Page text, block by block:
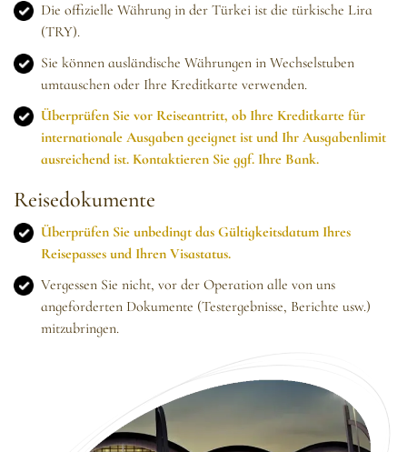
Die offizielle Währung in der Türkei ist die türkische Lira
(TRY).
Sie können ausländische Währungen in Wechselstuben
umtauschen oder Ihre Kreditkarte verwenden.
Überprüfen Sie vor Reiseantritt, ob Ihre Kreditkarte für
internationale Ausgaben geeignet ist und Ihr Ausgabenlimit
ausreichend ist. Kontaktieren Sie ggf. Ihre Bank.
Reisedokumente
Überprüfen Sie unbedingt das Gültigkeitsdatum Ihres
Reisepasses und Ihren Visastatus.
Vergessen Sie nicht, vor der Operation alle von uns
angeforderten Dokumente (Testergebnisse, Berichte usw.)
mitzubringen.